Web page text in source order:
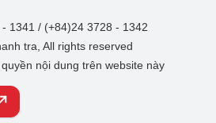
1341 / (+84)24 3728 - 1342
tra, All rights reserved
nội dung trên website này